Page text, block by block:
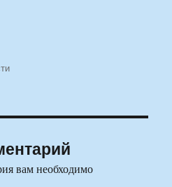
вам необходимо